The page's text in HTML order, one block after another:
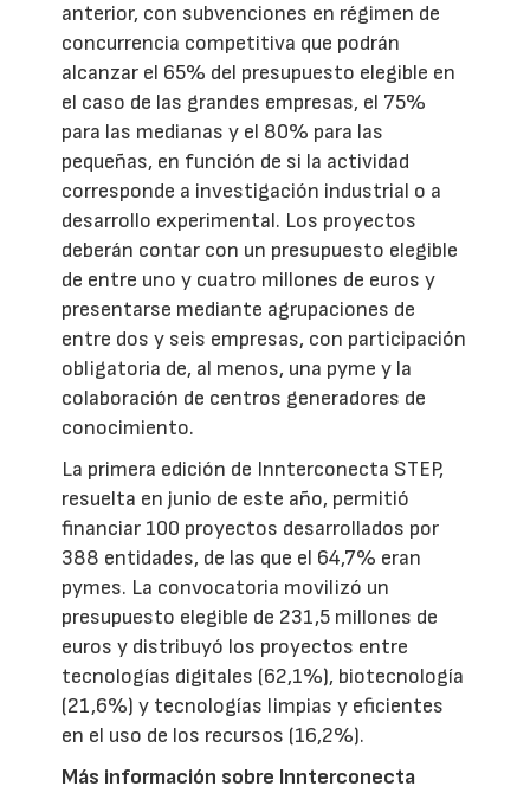
anterior, con subvenciones en régimen de
concurrencia competitiva que podrán
alcanzar el 65% del presupuesto elegible en
el caso de las grandes empresas, el 75%
para las medianas y el 80% para las
pequeñas, en función de si la actividad
corresponde a investigación industrial o a
desarrollo experimental. Los proyectos
deberán contar con un presupuesto elegible
de entre uno y cuatro millones de euros y
presentarse mediante agrupaciones de
entre dos y seis empresas, con participación
obligatoria de, al menos, una pyme y la
colaboración de centros generadores de
conocimiento.
La primera edición de Innterconecta STEP,
resuelta en junio de este año, permitió
financiar 100 proyectos desarrollados por
388 entidades, de las que el 64,7% eran
pymes. La convocatoria movilizó un
presupuesto elegible de 231,5 millones de
euros y distribuyó los proyectos entre
tecnologías digitales (62,1%), biotecnología
(21,6%) y tecnologías limpias y eficientes
en el uso de los recursos (16,2%).
Más información sobre Innterconecta